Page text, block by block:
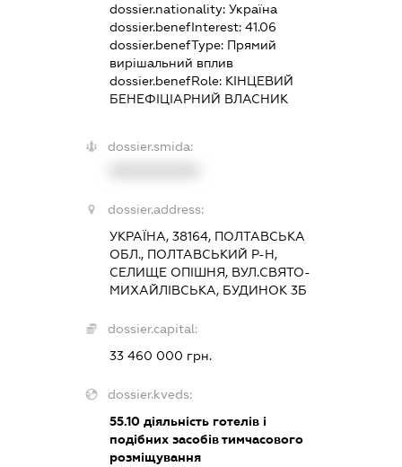
dossier.nationality:Україна
dossier.benefInterest:41.06
dossier.benefType: Прямий
вирішальний вплив
dossier.benefRole: КІНЦЕВИЙ
БЕНЕФІЦІАРНИЙ ВЛАСНИК
dossier.smida:
dossier.address:
УКРАЇНА, 38164, ПОЛТАВСЬКА
ОБЛ., ПОЛТАВСЬКИЙ Р-Н,
СЕЛИЩЕ ОПІШНЯ, ВУЛ.СВЯТО-
МИХАЙЛІВСЬКА, БУДИНОК 3Б
dossier.capital:
33 460 000 грн.
dossier.kveds:
55.10 діяльність готелів і
подібних засобів тимчасового
розміщування